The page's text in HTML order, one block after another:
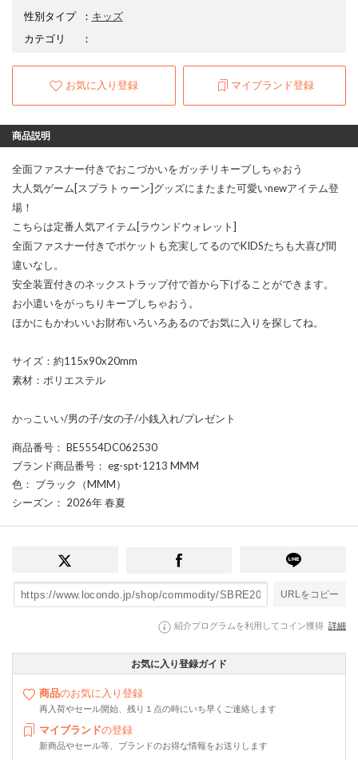
性別タイプ
： キッズ
カテゴリ
：
お気に入り登録 マイブランド登録
商品説明
全面ファスナー付きでおこづかいをガッチリキープしちゃおう
大人気ゲーム[スプラトゥーン]グッズにまたまた可愛いnewアイテム登
場！
こちらは定番人気アイテム[ラウンドウォレット]
全面ファスナー付きでポケットも充実してるのでKIDSたちも大喜び間
違いなし。
安全装置付きのネックストラップ付で首から下げることができます。
お小遣いをがっちりキープしちゃおう。
ほかにもかわいいお財布いろいろあるのでお気に入りを探してね。
サイズ：約115x90x20mm
素材：ポリエステル
かっこいい/男の子/女の子/小銭入れ/プレゼント
商品番号 ： BE5554DC062530
ブランド商品番号 ： eg-spt-1213 MMM
色 ： ブラック（MMM）
シーズン ： 2026年 春夏
URLをコピー
紹介プログラムを利用してコイン獲得 詳細
お気に入り登録ガイド
商品のお気に入り登録
再入荷やセール開始、残り１点の時にいち早くご連絡します
マイブランドの登録
新商品やセール等、ブランドのお得な情報をお送りします